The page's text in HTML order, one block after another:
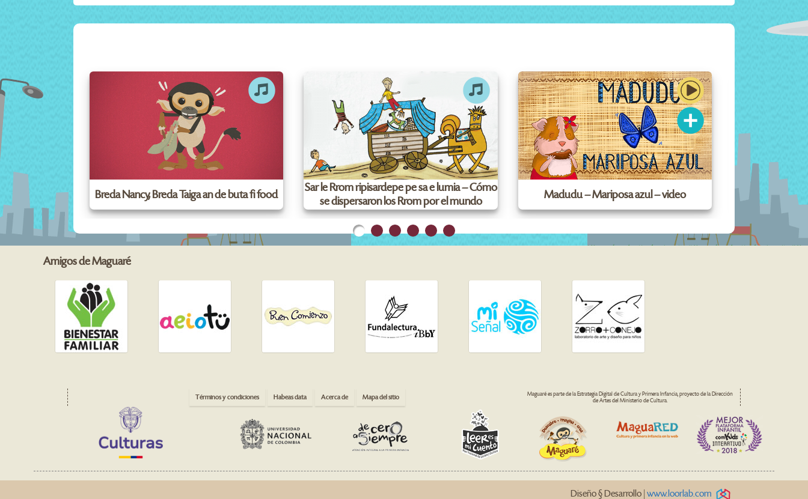
Breda Nancy, Breda Taiga an de buta fi food
Sar le Rrom ripisardepe pe sa e lumia – Cómo
se dispersaron los Rrom por el mundo
Madudu – Mariposa azul – video
Amigos de Maguaré
Términos y condiciones Habeas data Acerca de Mapa del sitio
Maguaré es parte de la Estrategia Digital de Cultura y Primera Infancia, proyecto de la Dirección
de Artes del Ministerio de Cultura.
Diseño § Desarrollo | www.loorlab.com